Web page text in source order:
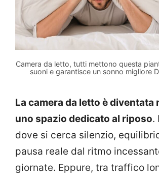
Camera da letto, tutti mettono questa
suoni e garantisce un sonno migliore
La camera da letto è diventata
uno spazio dedicato al riposo.
dove si cerca silenzio,
pausa reale dal ritmo
giornate. Eppure, tra traffico